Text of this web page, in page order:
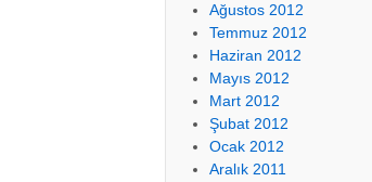
Ağustos 2012
Temmuz 2012
Haziran 2012
Mayıs 2012
Mart 2012
Şubat 2012
Ocak 2012
Aralık 2011